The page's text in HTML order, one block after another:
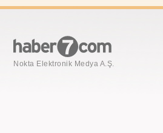
Nokta Elektronik Medya A.Ş.